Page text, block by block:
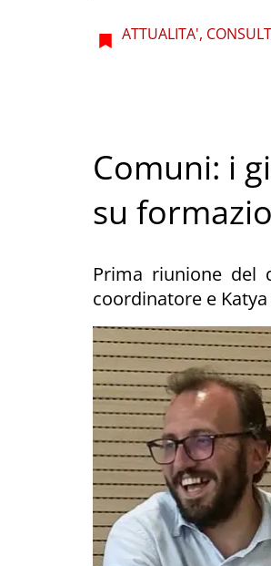
ATTUALITA',
Comuni: i
su
Prima riunione del
coordinatore e